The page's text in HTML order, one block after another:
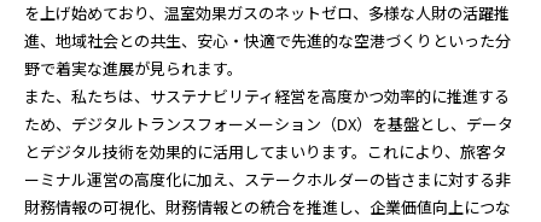
を上げ始めており、温室効果ガスのネットゼロ、多様な人財の活躍推
進、地域社会との共生、安心・快適で先進的な空港づくりといった分
野で着実な進展が見られます。
また、私たちは、サステナビリティ経営を高度かつ効率的に推進する
ため、デジタルトランスフォーメーション（DX）を基盤とし、データ
とデジタル技術を効果的に活用してまいります。これにより、旅客タ
ーミナル運営の高度化に加え、ステークホルダーの皆さまに対する非
財務情報の可視化、財務情報との統合を推進し、企業価値向上につな